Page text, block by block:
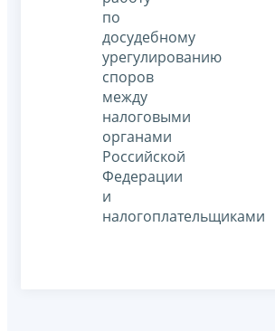
по
досудебному
урегулированию
споров
между
налоговыми
органами
Российской
Федерации
и
налогоплательщиками